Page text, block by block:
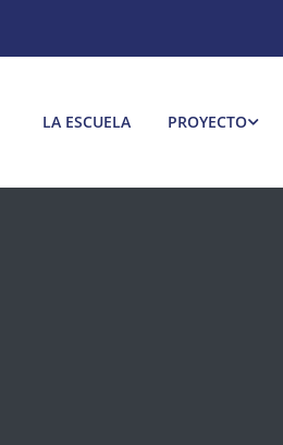
LA ESCUELA PROYECTO